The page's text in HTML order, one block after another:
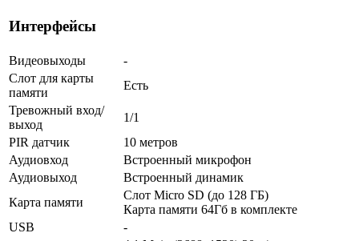
Интерфейсы
Видеовыходы
-
Слот для карты
памяти
Есть
Тревожный вход/
выход
1/1
PIR датчик
10 метров
Аудиовход
Встроенный микрофон
Аудиовыход
Встроенный динамик
Карта памяти
Слот Micro SD (до 128 ГБ)
Карта памяти 64Гб в комплекте
USB
-